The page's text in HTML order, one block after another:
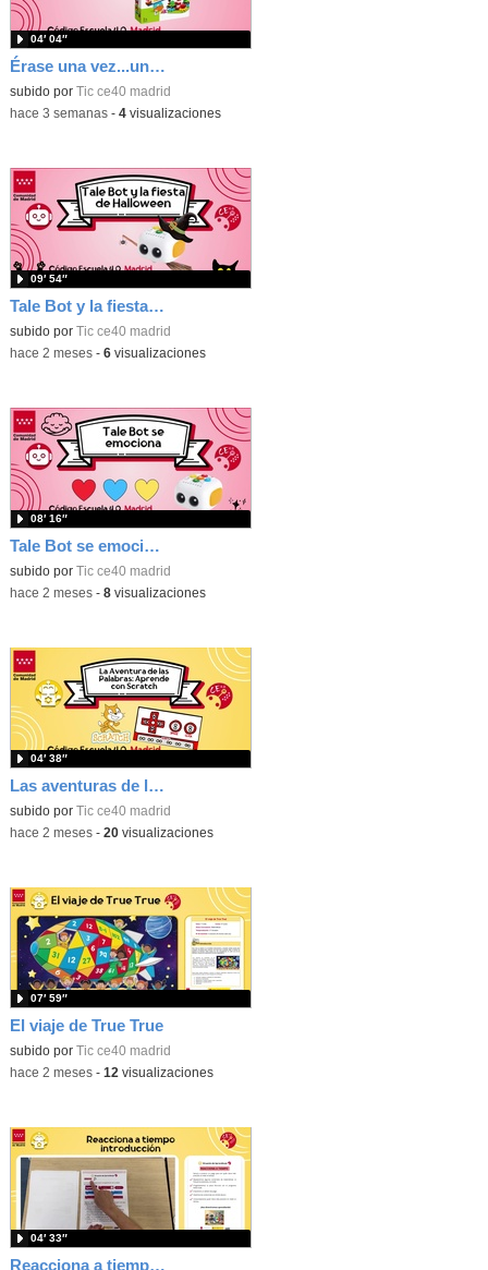
Érase una vez...un castillo medieval
subido por Tic ce40 madrid
04′ 04″
-hace 3 semanas- 4visualizaciones
Tale Bot y la fiesta de Halloween
subido por Tic ce40 madrid
09′ 54″
-hace 2 meses- 6visualizaciones
Tale Bot se emociona
subido por Tic ce40 madrid
08′ 16″
-hace 2 meses- 8visualizaciones
Las aventuras de la palabras. Aprende con Scratch
subido por Tic ce40 madrid
04′ 38″
-hace 2 meses- 20visualizaciones
El viaje de True True
subido por Tic ce40 madrid
07′ 59″
-hace 2 meses- 12 visualizaciones
Reacciona a tiempo: programación y reflejos con Micro:bit
04′ 33″